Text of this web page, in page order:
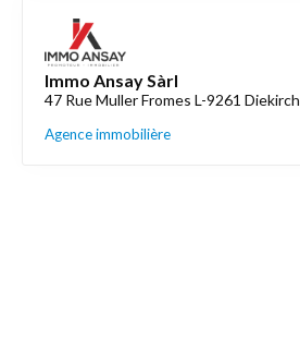
Immo Ansay Sàrl
47 Rue Muller Fromes L-9261 Diekirch
Agence immobilière